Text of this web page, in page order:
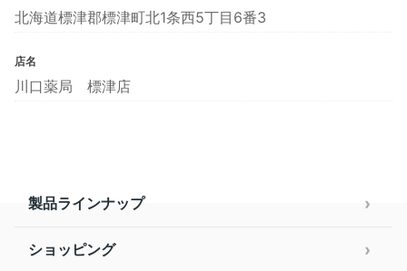
北海道標津郡標津町北1条西5丁目6番3
店名
川口薬局 標津店
製品ラインナップ
ショッピング